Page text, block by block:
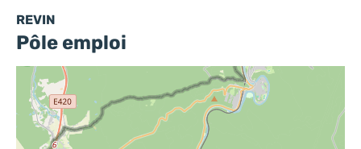
REVIN
Pôle emploi